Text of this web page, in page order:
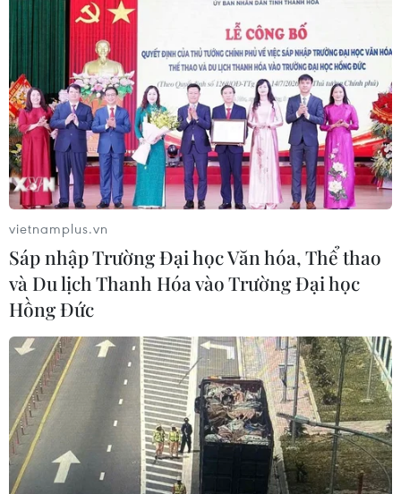
vietnamplus.vn
Sáp nhập Trường Đại học Văn hóa, Thể thao
và Du lịch Thanh Hóa vào Trường Đại học
Hồng Đức